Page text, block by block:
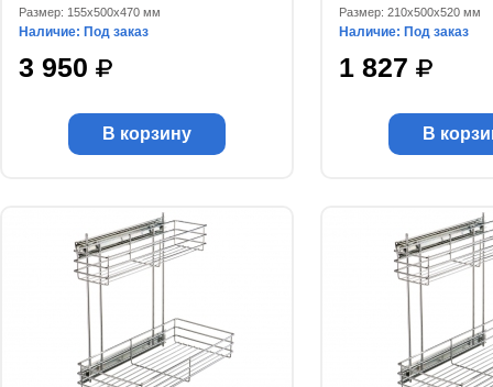
Размер: 155x500x470 мм
Наличие: Под заказ
3 950
В корзину
Размер: 210x500x520 мм
Наличие: Под заказ
1 827
В